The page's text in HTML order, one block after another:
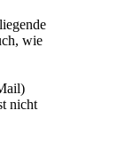
wie
nicht